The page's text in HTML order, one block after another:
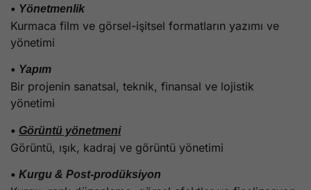
• Yönetmenlik
Kurmaca film ve görsel-işitsel formatların yazımı ve
yönetimi
• Yapım
Bir projenin sanatsal, teknik, finansal ve lojistik
yönetimi
• Görüntü yönetmeni
Görüntü, ışık, kadraj ve görüntü yönetimi
• Kurgu & Post-prodüksiyon